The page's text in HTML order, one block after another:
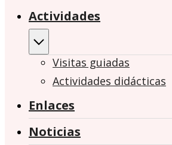
Actividades
Visitas guiadas
Actividades didácticas
Enlaces
Noticias